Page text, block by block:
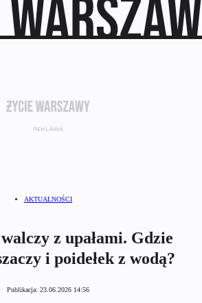
AKTUALNOŚCI
z upałami. Gdzie
i poidełek z wodą?
Publikacja: 23.06.2026 14:56